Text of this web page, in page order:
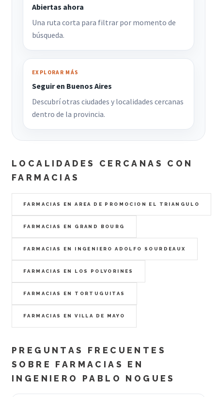
Abiertas ahora
Una ruta corta para filtrar por momento de
búsqueda.
EXPLORAR MÁS
Seguir en Buenos Aires
Descubrí otras ciudades y localidades cercanas
dentro de la provincia.
LOCALIDADES CERCANAS CON
FARMACIAS
FARMACIAS EN AREA DE PROMOCION EL TRIANGULO
FARMACIAS EN GRAND BOURG
FARMACIAS EN INGENIERO ADOLFO SOURDEAUX
FARMACIAS EN LOS POLVORINES
FARMACIAS EN TORTUGUITAS
FARMACIAS EN VILLA DE MAYO
PREGUNTAS FRECUENTES
SOBRE FARMACIAS EN
INGENIERO PABLO NOGUES